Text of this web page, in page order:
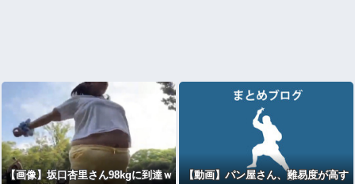
【画像】坂口杏里さん98kgに到達ｗ
【動画】パン屋さん、難易度が高す